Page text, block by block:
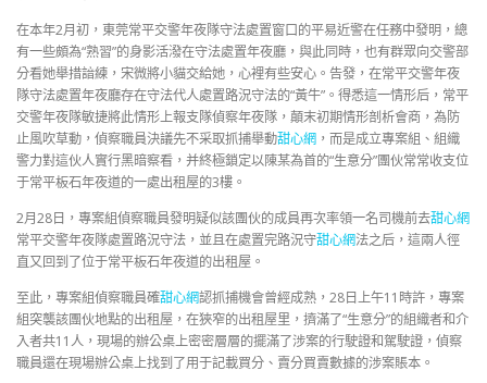
在本年2月初，東莞常平交警年夜隊守法處置窗口的平易近警在任務中發明，總
有一些頗為“熟習”的身影活潑在守法處置年夜廳，與此同時，也有群眾向交警部
分看她舉措諳練，宋微將小貓交給她，心裡有些安心。告發，在常平交警年夜
隊守法處置年夜廳存在守法代人處置路況守法的“黃牛”。得悉這一情形后，常平
交警年夜隊敏捷將此情形上報支隊偵察年夜隊，顛末初期情形剖析會商，為防
止風吹草動，偵察職員決議先不采取抓捕舉動甜心網 ，而是成立專案組、組織
警力對這伙人實行黑暗察看，并終極鎖定以陳某為首的“生意分”團伙常常收支位
于常平板石年夜道的一處出租屋的3樓。
2月28日，專案組偵察職員發明疑似該團伙的成員再次率領一名司機前去甜心網
常平交警年夜隊處置路況守法，並且在處置完路況守甜心網法之后，這兩人徑
直又回到了位于常平板石年夜道的出租屋。
至此，專案組偵察職員確甜心網認抓捕機會曾經成熟，28日上午11時許，專案
組突襲該團伙地點的出租屋，在狹窄的出租屋里，擠滿了“生意分”的組織者和介
入者共11人，現場的辦公桌上密密層層的擺滿了涉案的行駛證和駕駛證，偵察
職員還在現場辦公桌上找到了用于記載買分、賣分買賣數據的涉案賬本。